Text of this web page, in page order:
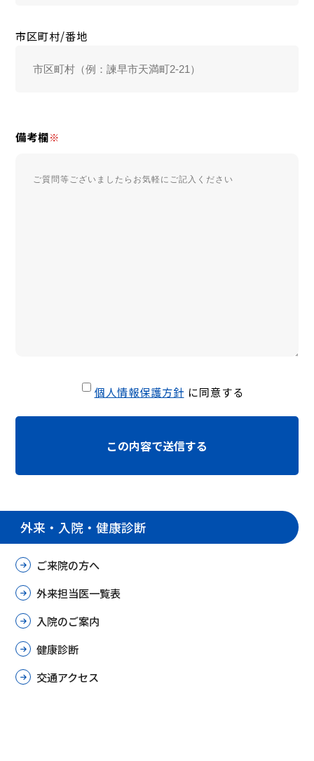
外来・入院・健康診断
ご来院の方へ
外来担当医一覧表
入院のご案内
健康診断
交通アクセス
市区町村/番地
備考欄※
個人情報保護方針 に同意する